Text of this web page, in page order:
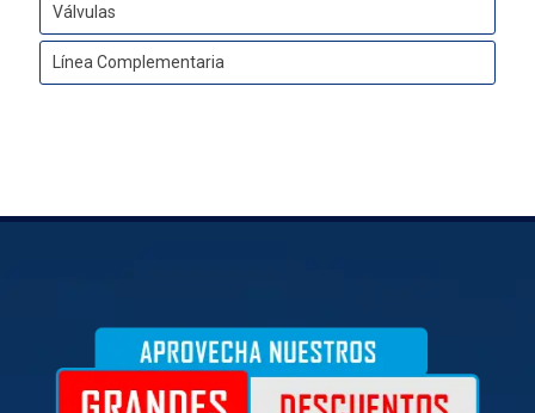
Válvulas
Línea Complementaria